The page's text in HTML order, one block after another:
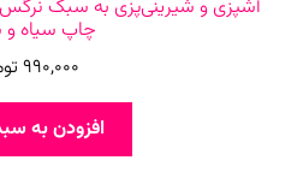
آشپزی و شیرینی‌پزی به سبک
چاپ سیاه
990,000
افزودن به